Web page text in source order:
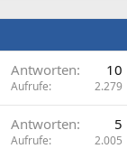
Antworten 10
Aufrufe 2.279
Antworten 5
Aufrufe 2.005